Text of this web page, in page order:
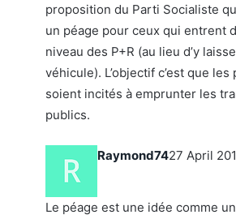
proposition du Parti Socialiste
un péage pour ceux qui entrent
niveau des P+R (au lieu d’y
véhicule). L’objectif c’est que
soient incités à emprunter les
publics.
Raymond7427 April
Le péage est une idée comme